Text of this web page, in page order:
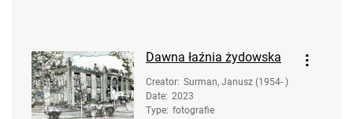
Dawna łaźnia żydowska
Creator: Surman, Janusz (1954- )
Date: 2023
Type: fotografie